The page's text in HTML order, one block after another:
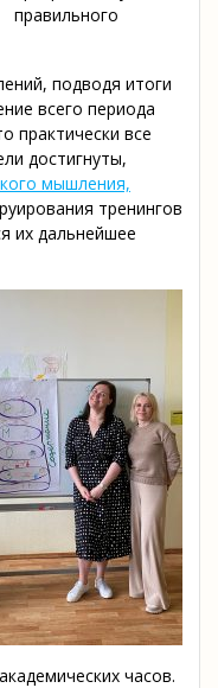
правильного
подводя итоги
всего периода
практически все
достигнуты,
мышления,
тренингов
их дальнейшее
часов.